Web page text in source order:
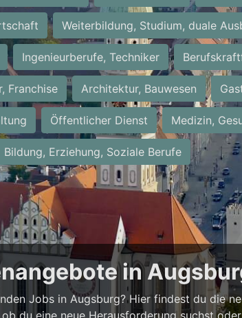
Weiterbildung, Studium, duale
Ingenieurberufe, Techniker
Franchise Architektur, Bauwesen
Öffentlicher Dienst Medizin,
Bildung, Erziehung, Soziale Berufe
in
Jobs in Augsburg? Hier findest du die